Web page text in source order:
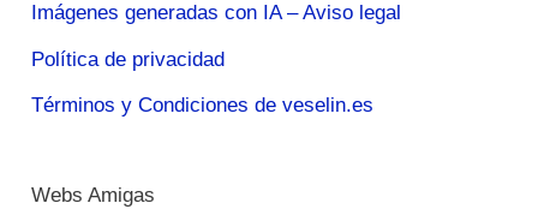
Imágenes generadas con IA – Aviso legal
Política de privacidad
Términos y Condiciones de veselin.es
Webs Amigas